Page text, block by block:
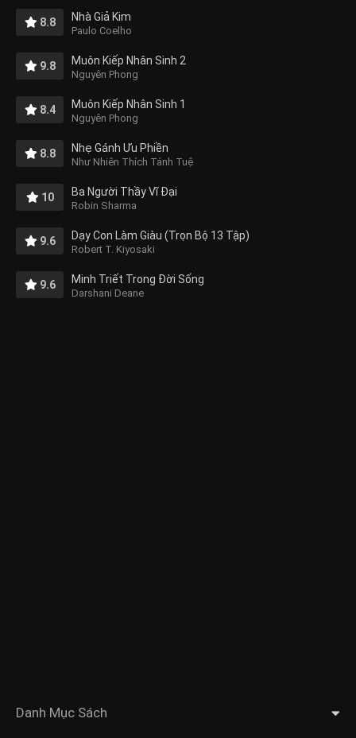
8.8 Nhà Giả Kim
Paulo Coelho
9.8 Muôn Kiếp Nhân Sinh 2
Nguyên Phong
8.4 Muôn Kiếp Nhân Sinh 1
Nguyên Phong
8.8 Nhẹ Gánh Ưu Phiền
Như Nhiên Thích Tánh Tuệ
10 Ba Người Thầy Vĩ Đại
Robin Sharma
9.6 Dạy Con Làm Giàu (Trọn Bộ 13 Tập)
Robert T. Kiyosaki
9.6 Minh Triết Trong Đời Sống
Darshani Deane
Danh Mục Sách